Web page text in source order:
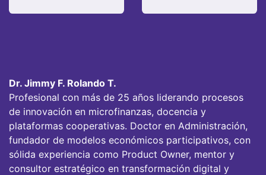
Dr. Jimmy F. Rolando T.
Profesional con más de 25 años liderando procesos
de innovación en microfinanzas, docencia y
plataformas cooperativas. Doctor en Administración,
fundador de modelos económicos participativos, con
sólida experiencia como Product Owner, mentor y
consultor estratégico en transformación digital y